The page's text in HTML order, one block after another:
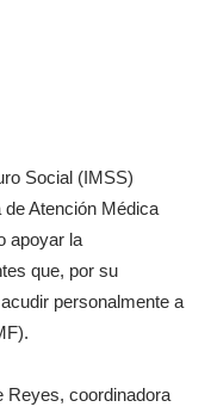
Social (IMSS)
Atención Médica
apoyar la
que, por su
personalmente a
Reyes, coordinadora